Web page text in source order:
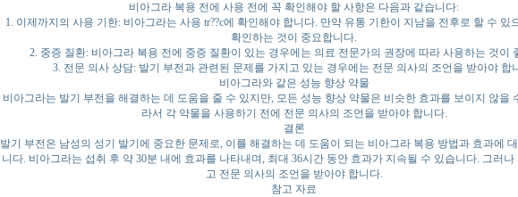
비아그라 복용 전에 사용 전에 꼭 확인해야 할 사항은 다음과 같습니다:
1. 이제까지의 사용 기한: 비아그라는 사용 tr??c에 확인해야 합니다. 만약 유통 기한이 지남을 전후로 할 수 있
확인하는 것이 중요합니다.
2. 중증 질환: 비아그라 복용 전에 중증 질환이 있는 경우에는 의료 전문가의 권장에 따라 사용하는 것이
3. 전문 의사 상담: 발기 부전과 관련된 문제를 가지고 있는 경우에는 전문 의사의 조언을 받아야 합
비아그라와 같은 성능 향상 약물
비아그라는 발기 부전을 해결하는 데 도움을 줄 수 있지만, 모든 성능 향상 약물은 비슷한 효과를 보이지 않을
라서 각 약물을 사용하기 전에 전문 의사의 조언을 받아야 합니다.
결론
발기 부전은 남성의 성기 발기에 중요한 문제로, 이를 해결하는 데 도움이 되는 비아그라 복용 방법과 효과에
니다. 비아그라는 섭취 후 약 30분 내에 효과를 나타내며, 최대 36시간 동안 효과가 지속될 수 있습니다. 그러나
고 전문 의사의 조언을 받아야 합니다.
참고 자료